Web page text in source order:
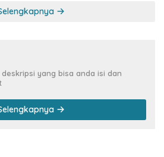
yang bisa anda isi dan